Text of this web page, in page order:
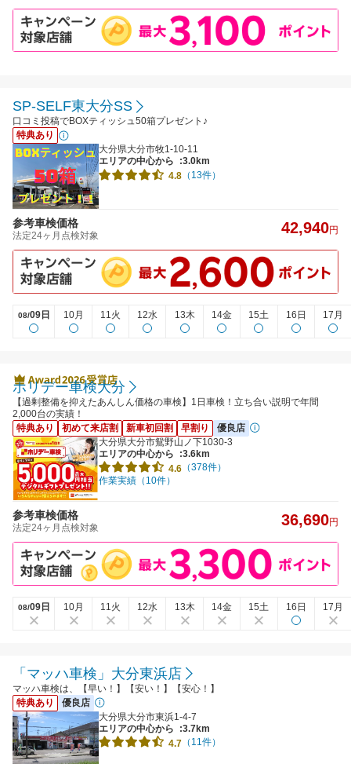
SP-SELF東大分SS
口コミ投稿でBOXティッシュ50箱プレゼント♪
特典あり
大分県大分市牧1-10-11
エリアの中心から
:3.0km
4.8 （13件）
参考車検価格
法定24ヶ月点検対象 42,940円
08/09日 10月 11火 12水 13木 14金 15土 16日 17月
ホリデー車検大分
【過剰整備を抑えたあんしん価格の車検】1日車検！立ち合い説明で年間
2,000台の実績！
特典あり
初めて来店割 新車初回割 早割り
優良店
大分県大分市鴛野山ノ下1030-3
エリアの中心から
:3.6km
4.6 （378件）
作業実績（10件）
参考車検価格
法定24ヶ月点検対象 36,690円
08/09日 10月 11火 12水 13木 14金 15土 16日 17月
「マッハ車検」大分東浜店
マッハ車検は、【早い！】【安い！】【安心！】
特典あり
優良店
大分県大分市東浜1-4-7
エリアの中心から
:3.7km
4.7 （11件）